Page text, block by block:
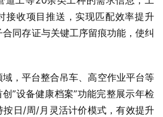
接收项目推送，实现匹配效率提升
同存证与关键工序留痕功能，使纠
，平台整合吊车、高空作业平台等
”设备健康档案”功能完整展示年检
按日/周/月灵活计价模式，有效提升